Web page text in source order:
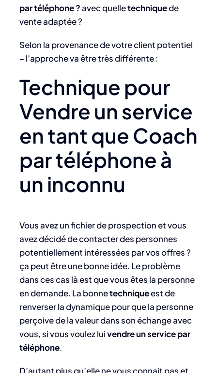
par téléphone ?avec quelletechniquede
vente adaptée ?
Selon la provenance de votre client potentiel
– l’approche va être très différente :
Technique pour
Vendre un service
en tant que Coach
par téléphone à
un inconnu
Vous avez un fichier de prospection et vous
avez décidé de contacter des personnes
potentiellement intéressées par vos offres ?
ça peut être une bonne idée. Le problème
dans ces cas là est que vous êtes la personne
en demande. La bonnetechniqueest de
renverser la dynamique pour que la personne
perçoive de la valeur dans son échange avec
vous, si vous voulez luivendre un service par
téléphone.
D’autant plus qu’elle ne vous connait pas et